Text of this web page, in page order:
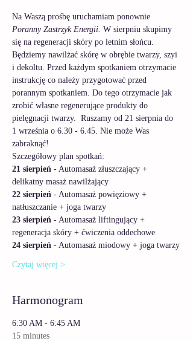
Na Waszą prośbę uruchamiam ponownie
Poranny Zastrzyk Energii. W sierpniu skupimy
się na regeneracji skóry po letnim słońcu.
Będziemy nawilżać skórę w obrębie twarzy, szyi
i dekoltu. Przed każdym spotkaniem otrzymacie
instrukcję co należy przygotować przed
porannym spotkaniem. Do tego otrzymacie jak
zrobić własne regenerujące produkty do
pielęgnacji twarzy.  Ruszamy od 21 sierpnia do
1 września o 6.30 - 6.45. Nie może Was
zabraknąć!
Szczegółowy plan spotkań:
21 sierpień - Automasaż złuszczający +
delikatny masaż nawilżający
22 sierpień - Automasaż powięziowy +
natłuszczanie + joga twarzy
23 sierpień - Automasaż liftingujący +
regeneracja skóry + ćwiczenia oddechowe
24 sierpień - Automasaż miodowy + joga twarzy
Czytaj więcej >
Harmonogram
6:30 AM - 6:45 AM
15 minutes